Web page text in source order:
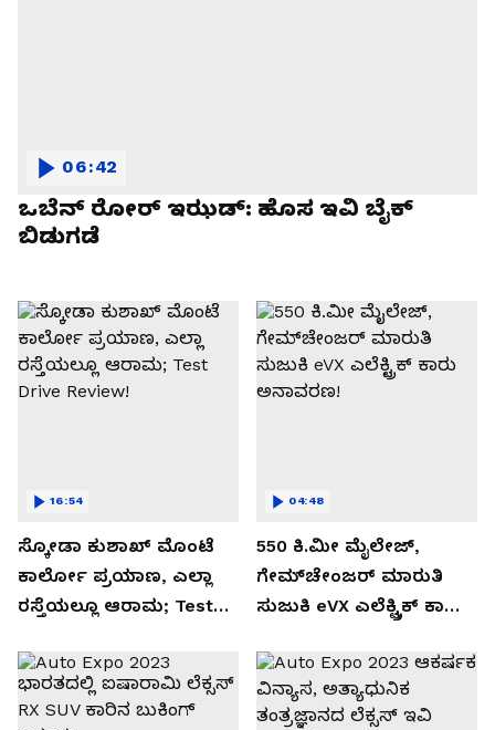
ಒಬೆನ್ ರೋರ್ ಇಝಡ್: ಹೊಸ ಇವಿ ಬೈಕ್
ಬಿಡುಗಡೆ
06:42
ಸ್ಕೋಡಾ ಕುಶಾಖ್ ಮೊಂಟೆ
ಕಾರ್ಲೋ ಪ್ರಯಾಣ, ಎಲ್ಲಾ
ರಸ್ತೆಯಲ್ಲೂ ಆರಾಮ; Test
16:54
550 ಕಿ.ಮೀ ಮೈಲೇಜ್,
ಗೇಮ್‌ಚೇಂಜರ್ ಮಾರುತಿ
ಸುಜುಕಿ eVX ಎಲೆಕ್ಟ್ರಿಕ್ ಕಾರು
04:48